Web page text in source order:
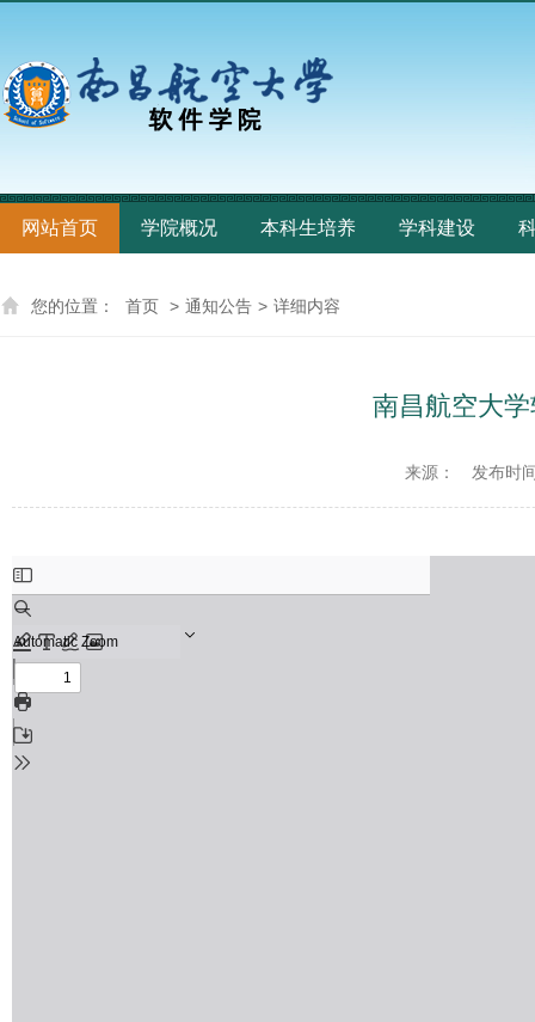
网站首页 学院概况 本科生培养 学科建设
您的位置： 首页 > 通知公告 > 详细内容
南昌航空大
来源： 发布时